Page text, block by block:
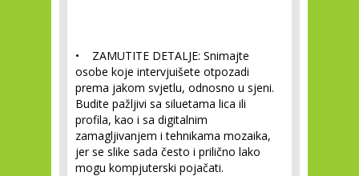
• ZAMUTITE DETALJE: Snimajte
osobe koje intervjuišete otpozadi
prema jakom svjetlu, odnosno u sjeni.
Budite pažljivi sa siluetama lica ili
profila, kao i sa digitalnim
zamagljivanjem i tehnikama mozaika,
jer se slike sada često i prilično lako
mogu kompjuterski pojačati.